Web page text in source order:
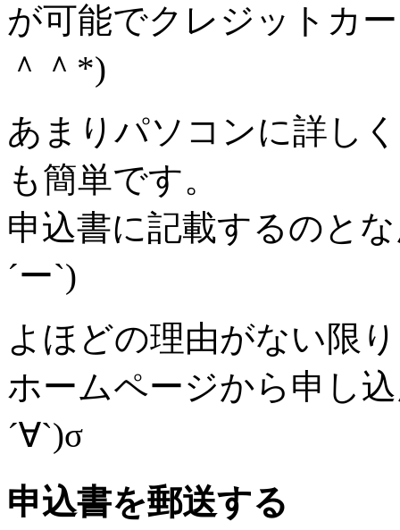
が可能でクレジットカ
＾＾*)
あまりパソコンに詳し
も簡単です。
申込書に記載するのと
´ー`)
よほどの理由がない限
ホームページから申し
´∀`)σ
申込書を郵送する